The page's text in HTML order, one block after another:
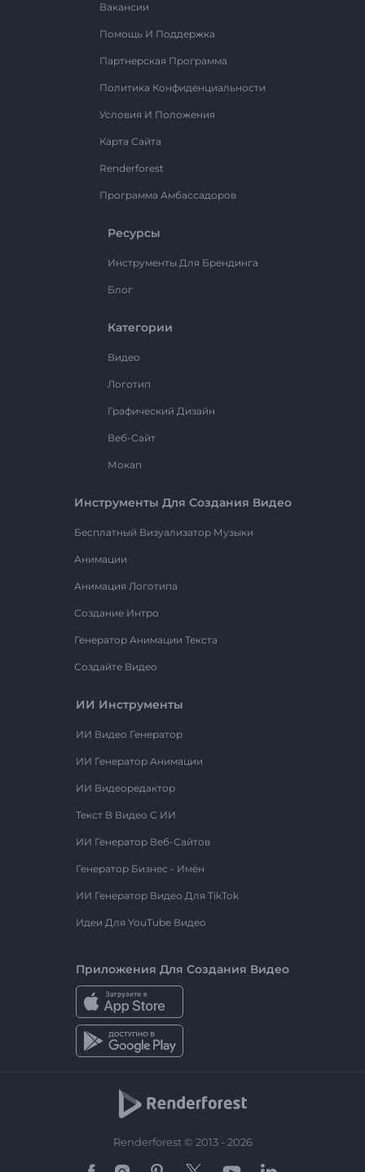
Вакансии
Помощь И Поддержка
Партнерская Программа
Политика Конфиденциальности
Условия И Положения
Карта Сайта
Renderforest
Программа Амбассадоров
Ресурсы
Инструменты Для Брендинга
Блог
Категории
Видео
Логотип
Графический Дизайн
Веб-Сайт
Мокап
Инструменты Для Создания Видео
Бесплатный Визуализатор Музыки
Анимации
Анимация Логотипа
Создание Интро
Генератор Анимации Текста
Создайте Видео
ИИ Инструменты
ИИ Видео Генератор
ИИ Генератор Анимации
ИИ Видеоредактор
Текст В Видео С ИИ
ИИ Генератор Веб-Сайтов
Генератор Бизнес - Имён
ИИ Генератор Видео Для TikTok
Идеи Для YouTube Видео
Приложения Для Создания Видео
Renderforest © 2013 - 2026